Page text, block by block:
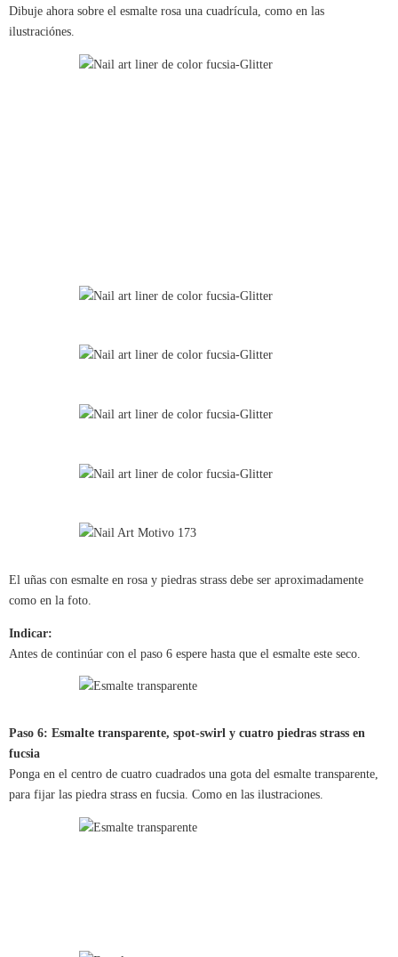
Dibuje ahora sobre el esmalte rosa una cuadrícula, como en las
ilustraciónes.
El uñas con esmalte en rosa y piedras strass debe ser aproximadamente
como en la foto.
Indicar:
Antes de continúar con el paso 6 espere hasta que el esmalte este seco.
Paso 6: Esmalte transparente, spot-swirl y cuatro piedras strass en
fucsia
Ponga en el centro de cuatro cuadrados una gota del esmalte transparente,
para fijar las piedra strass en fucsia. Como en las ilustraciones.